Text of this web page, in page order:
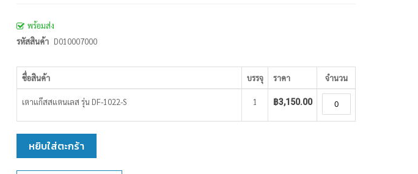
พร้อมส่ง
รหัสสินค้า D010007000
รายการ
สินค้า
ที่
จัด
กลุ่ม
ชื่อสินค้า บรรจุ ราคา จำนวน
เตาแก๊สสแตนเลส รุ่น DF-1022-S 1 ฿3,150.00
หยิบใส่ตะกร้า